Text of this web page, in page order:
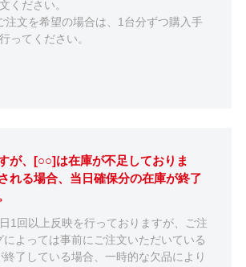
ください。
文を希望の場合は、1台分ずつ購入手
ってください。
が、[○○]は在庫が不足しておりま
れる場合、当日確保分の在庫が終了
1回以上反映を行っておりますが、ご注
よっては事前にご注文いただいている
終了している場合、一時的な欠品により